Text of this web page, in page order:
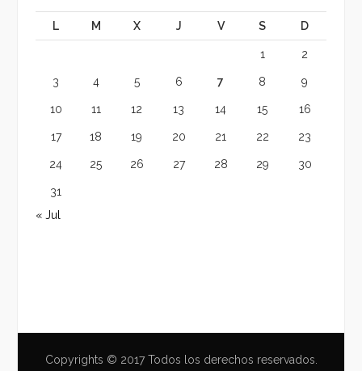
L M X J V S D
1 2
3 4 5 6 7 8 9
10 11 12 13 14 15 16
17 18 19 20 21 22 23
24 25 26 27 28 29 30
31
« Jul
Copyrights © 2017 Todos los derechos reservados.